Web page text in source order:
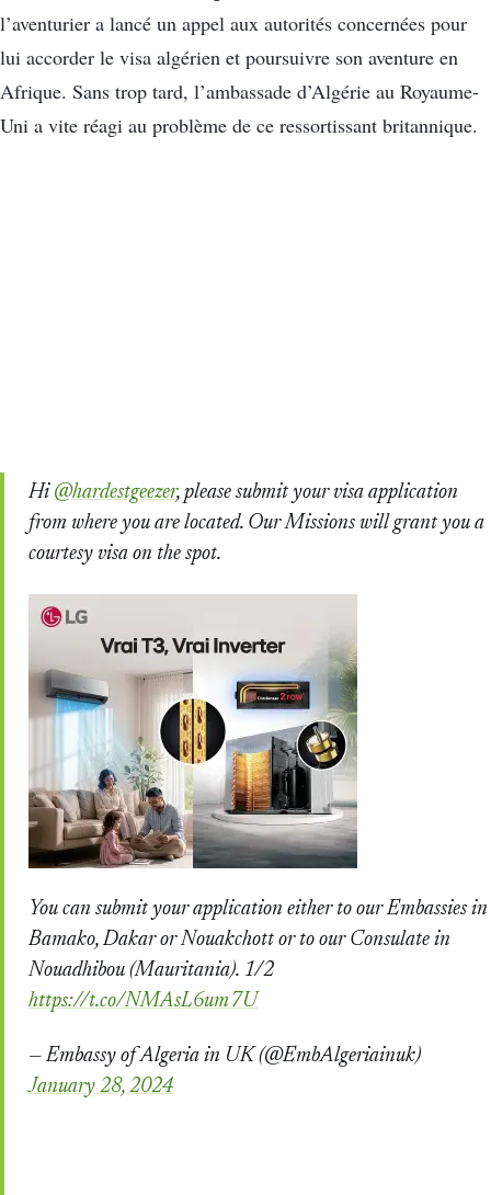
l’aventurier a lancé un appel aux autorités concernées pour
lui accorder le visa algérien et poursuivre son aventure en
Afrique. Sans trop tard, l’ambassade d’Algérie au Royaume-
Uni a vite réagi au problème de ce ressortissant britannique.
Hi @hardestgeezer, please submit your visa application
from where you are located. Our Missions will grant you a
courtesy visa on the spot.
You can submit your application either to our Embassies in
Bamako, Dakar or Nouakchott or to our Consulate in
Nouadhibou (Mauritania). 1/2
https://t.co/NMAsL6um7U
— Embassy of Algeria in UK (@EmbAlgeriainuk)
January 28, 2024